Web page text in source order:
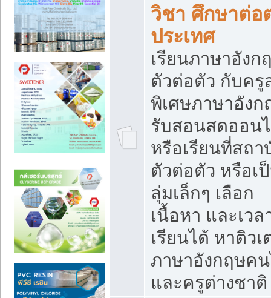
วิชา ศึกษาต่อ
ประเทศ
เรียนภาษาอังก
ตัวต่อตัว กับครู
พิเศษภาษาอังก
รับสอนสดออน
หรือเรียนที่สถา
ตัวต่อตัว หรือเ
ลุ่มเล็กๆ เลือก
เนื้อหา และเวล
เรียนได้ หาติวเ
ภาษาอังกฤษค
และครูต่างชาติ